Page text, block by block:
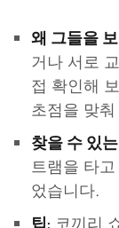
왜 그들을
거나 서로
접 확인해
초점을 맞
찾을 수 있
트램을 타
었습니다.
팁: